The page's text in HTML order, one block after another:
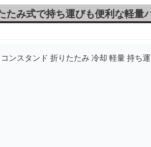
たみ式で持ち運びも便利な軽量